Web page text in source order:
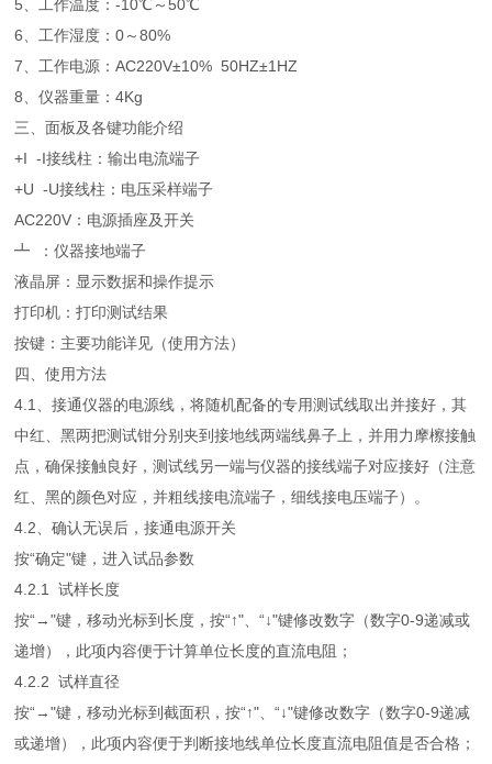
5、工作温度：-10℃～50℃
6、工作湿度：0～80%
7、工作电源：AC220V±10% 50HZ±1HZ
8、仪器重量：4Kg
三、面板及各键功能介绍
+I -I接线柱：输出电流端子
+U -U接线柱：电压采样端子
AC220V：电源插座及开关
┻ ：仪器接地端子
液晶屏：显示数据和操作提示
打印机：打印测试结果
按键：主要功能详见（使用方法）
四、使用方法
4.1、接通仪器的电源线，将随机配备的专用测试线取出并接好，其
中红、黑两把测试钳分别夹到接地线两端线鼻子上，并用力摩檫接触
点，确保接触良好，测试线另一端与仪器的接线端子对应接好（注意
红、黑的颜色对应，并粗线接电流端子，细线接电压端子）。
4.2、确认无误后，接通电源开关
按“确定"键，进入试品参数
4.2.1 试样长度
按“→"键，移动光标到长度，按“↑"、“↓"键修改数字（数字0-9递减或
递增），此项内容便于计算单位长度的直流电阻；
4.2.2 试样直径
按“→"键，移动光标到截面积，按“↑"、“↓"键修改数字（数字0-9递减
或递增），此项内容便于判断接地线单位长度直流电阻值是否合格；